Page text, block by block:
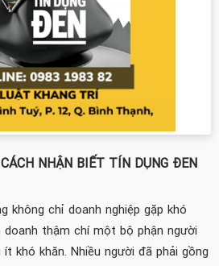
NHẬN BIẾT TÍN DỤNG ĐEN
không chỉ doanh nghiệp gặp khó
doanh thậm chí một bộ phận người
khó khăn. Nhiều người đã phải gồng